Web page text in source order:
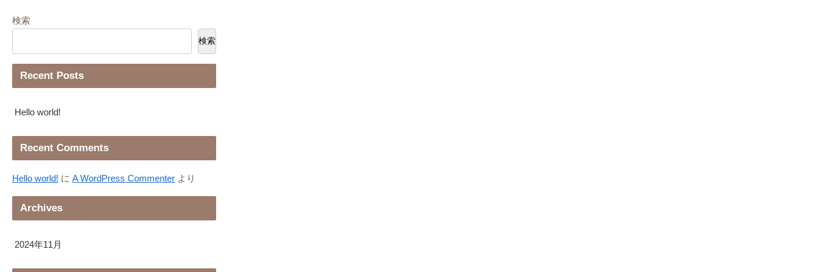
検索
検索
Recent Posts
Hello world!
Recent Comments
Hello world! に A WordPress Commenter より
Archives
2024年11月